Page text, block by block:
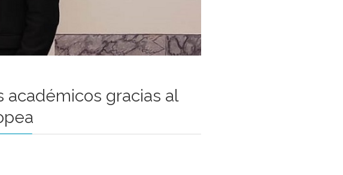
académicos gracias al